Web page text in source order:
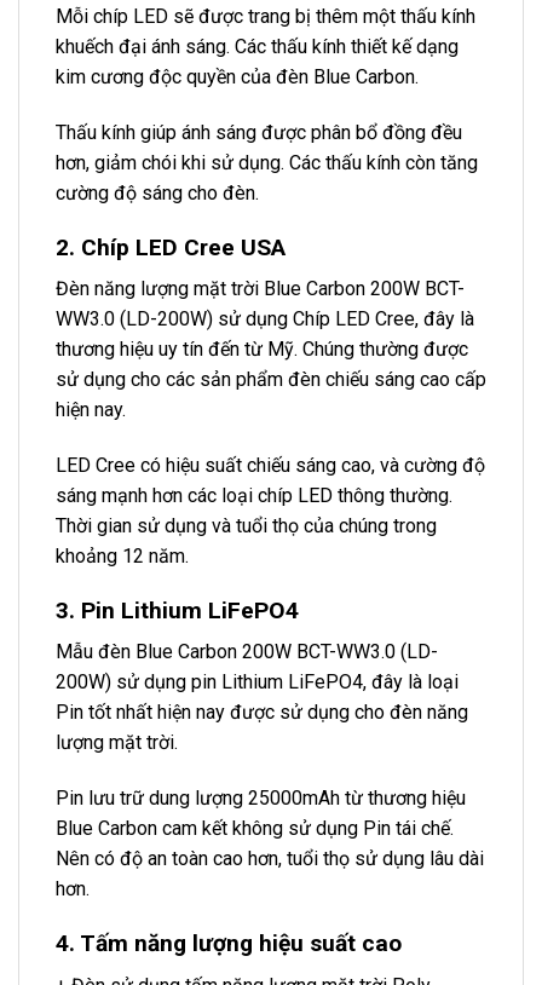
Mỗi chíp LED sẽ được trang bị thêm một thấu kính
khuếch đại ánh sáng. Các thấu kính thiết kế dạng
kim cương độc quyền của đèn Blue Carbon.
Thấu kính giúp ánh sáng được phân bổ đồng đều
hơn, giảm chói khi sử dụng. Các thấu kính còn tăng
cường độ sáng cho đèn.
2. Chíp LED Cree USA
Đèn năng lượng mặt trời Blue Carbon 200W BCT-
WW3.0 (LD-200W) sử dụng Chíp LED Cree, đây là
thương hiệu uy tín đến từ Mỹ. Chúng thường được
sử dụng cho các sản phẩm đèn chiếu sáng cao cấp
hiện nay.
LED Cree có hiệu suất chiếu sáng cao, và cường độ
sáng mạnh hơn các loại chíp LED thông thường.
Thời gian sử dụng và tuổi thọ của chúng trong
khoảng 12 năm.
3. Pin Lithium LiFePO4
Mẫu đèn Blue Carbon 200W BCT-WW3.0 (LD-
200W) sử dụng pin Lithium LiFePO4, đây là loại
Pin tốt nhất hiện nay được sử dụng cho đèn năng
lượng mặt trời.
Pin lưu trữ dung lượng 25000mAh từ thương hiệu
Blue Carbon cam kết không sử dụng Pin tái chế.
Nên có độ an toàn cao hơn, tuổi thọ sử dụng lâu dài
hơn.
4. Tấm năng lượng hiệu suất cao